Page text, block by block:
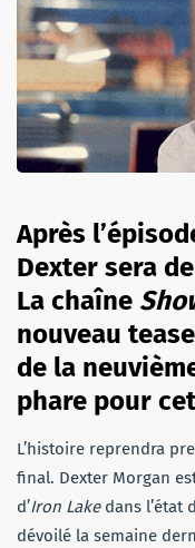
Après
Dexter sera
La chaîne
nouveau
de la
phare pour
L’histoire reprendra
final. Dexter Morgan
d’Iron Lakedans l’état
dévoilé la semaine